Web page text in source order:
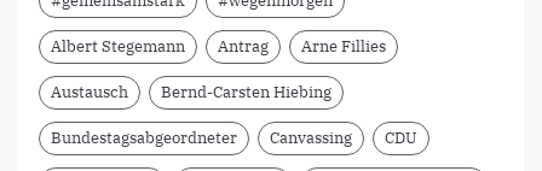
Albert Stegemann Antrag Arne Fillies
Austausch Bernd-Carsten Hiebing
Bundestagsabgeordneter Canvassing CDU